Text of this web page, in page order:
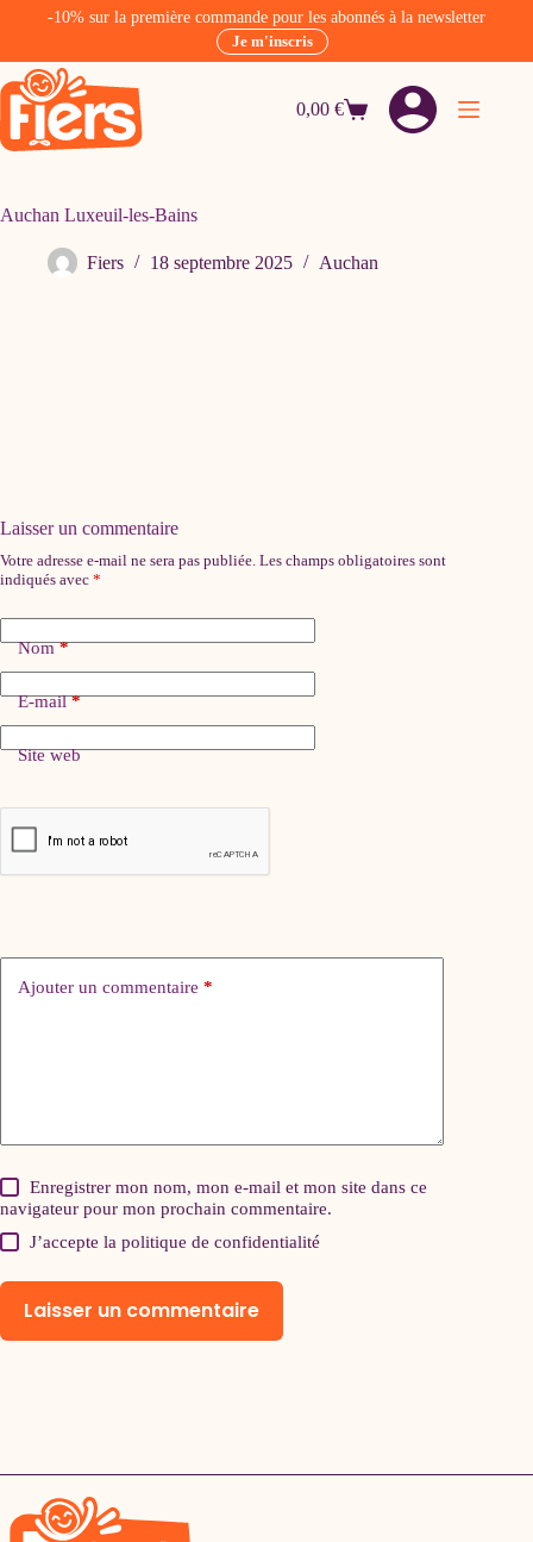
-10% sur la première commande pour les abonnés à la newsletter
Je m'inscris
Passer
au
contenu
Panier
0,00€
Auchan Luxeuil-les-Bains
Fiers 18 septembre 2025 Auchan
Laisser un commentaire
Votre adresse e-mail ne sera pas publiée. Les champs obligatoires sont
indiqués avec *
Nom*
E-mail*
Site web
Ajouter un commentaire *
Enregistrer mon nom, mon e-mail et mon site dans ce
navigateur pour mon prochain commentaire.
J’accepte lapolitique de confidentialité
Laisser un commentaire